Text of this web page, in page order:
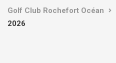
Golf Club Rochefort Océan
2026